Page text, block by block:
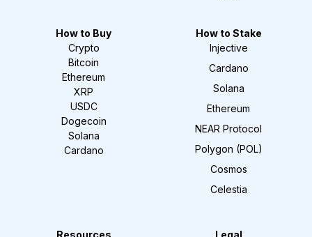
How to Buy
Crypto
Bitcoin
Ethereum
XRP
USDC
Dogecoin
Solana
Cardano
How to Stake
Injective
Cardano
Solana
Ethereum
NEAR Protocol
Polygon (POL)
Cosmos
Celestia
Resources
Legal